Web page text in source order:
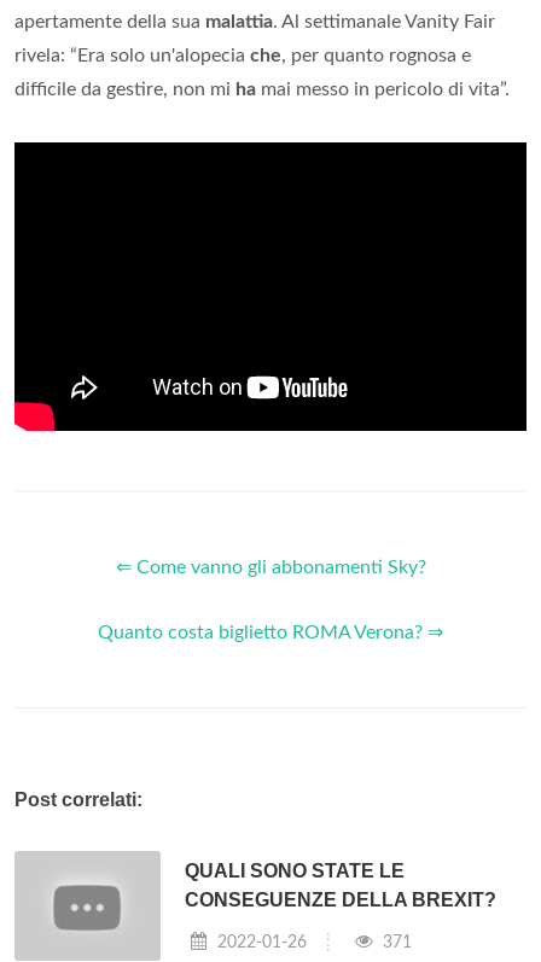
apertamente della sua malattia. Al settimanale Vanity Fair
rivela: “Era solo un'alopecia che, per quanto rognosa e
difficile da gestire, non mi ha mai messo in pericolo di vita”.
⇐ Come vanno gli abbonamenti Sky?
Quanto costa biglietto ROMA Verona? ⇒
Post correlati:
QUALI SONO STATE LE
CONSEGUENZE DELLA BREXIT?
2022-01-26 371